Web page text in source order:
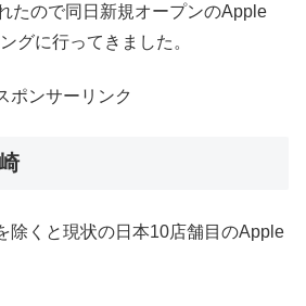
たので同日新規オープンのApple
グに行ってきました。
ポンサーリンク
除くと現状の日本10店舗目のApple